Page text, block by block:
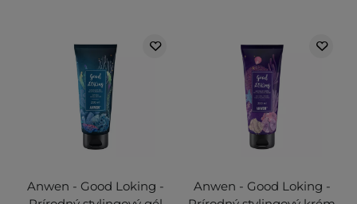
Anwen - Good Loking -
Anwen - Good Loking -